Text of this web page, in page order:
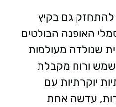
גם בקיץ
האופנה הבולטים
שנולדה מעולמות
שמש ורוח מקבלת
יוקרתיות עם
עדשה אחת